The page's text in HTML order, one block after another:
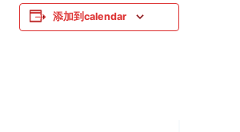
添加到calendar